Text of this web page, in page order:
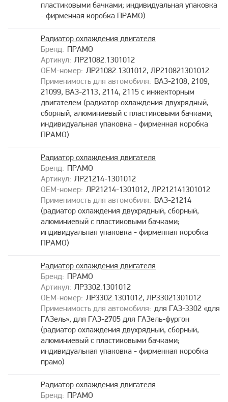
пластиковыми бачками; индивидуальная упаковка
- фирменная коробка ПРАМО)
ПРАМО
ЛР21082.1301012
ЛР21082.1301012, ЛР210821301012
Радиатор охлаждения двигателя
ВАЗ-2108, 2109,
21099, ВАЗ-2113, 2114, 2115 с инжекторным
двигателем (радиатор охлаждения двухрядный,
сборный, алюминиевый с пластиковыми бачками;
индивидуальная упаковка - фирменная коробка
ПРАМО)
ПРАМО
ЛР21214-1301012
ЛР21214-1301012, ЛР212141301012
Радиатор охлаждения двигателя
ВАЗ-21214
(радиатор охлаждения двухрядный, сборный,
алюминиевый с пластиковыми бачками;
индивидуальная упаковка - фирменная коробка
ПРАМО)
ПРАМО
ЛР3302.1301012
ЛР3302.1301012, ЛР33021301012
Радиатор охлаждения двигателя
для ГАЗ-3302 «для
ГАЗель», для ГАЗ-2705 для ГАЗель-фургон
(радиатор охлаждения двухрядный, сборный,
алюминиевый с пластиковыми бачками;
индивидуальная упаковка - фирменная коробка
прамо)
ПРАМО
Радиатор охлаждения двигателя